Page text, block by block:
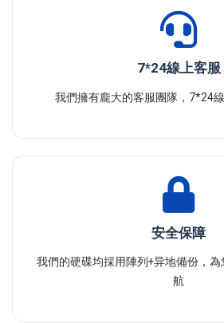
7*24線上客服
我們擁有龐大的客服團隊，7*24
安全保障
我們的硬碟均採用陣列+异地備份，
航